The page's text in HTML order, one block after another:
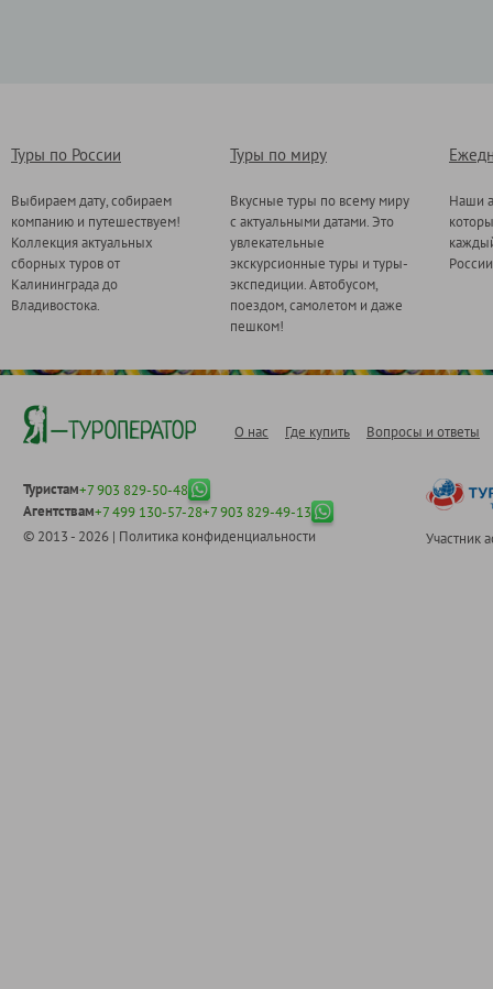
Туры по России
Выбираем дату, собираем
компанию и путешествуем!
Коллекция актуальных
сборных туров от
Калининграда до
Владивостока.
Туры по миру
Вкусные туры по всему миру
с актуальными датами. Это
увлекательные
экскурсионные туры и туры-
экспедиции. Автобусом,
поездом, самолетом и даже
пешком!
Наши
О нас Где купить Вопросы и ответы
Туристам+7 903 829-50-48
Агентствам+7 499 130-57-28+7 903 829-49-13
© 2013 - 2026 | Политика конфиденциальности Участник